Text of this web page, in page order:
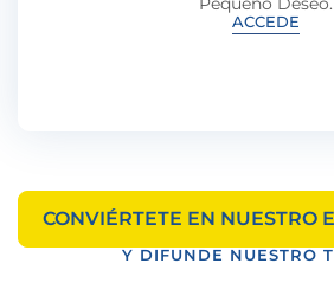
ACCEDE
CONVIÉRTETE EN NUESTRO
Y DIFUNDE NUESTRO